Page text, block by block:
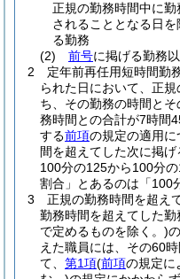
正規の勤務時間中に
されることとなる日を
る勤務
(2)
前号に掲げる勤務
2
定年前再任用短時間勤
られた日において、正
ち、その勤務の時間と
務時間との合計が7時間
する前項の規定の適用に
間を超えてした次に掲
100分の125から100分
割合」とあるのは「100
3
正規の勤務時間を超え
勤務時間を超えてした勤
で定めるものを除く。)
えた職員には、その60
て、 第1項(前項の規定に